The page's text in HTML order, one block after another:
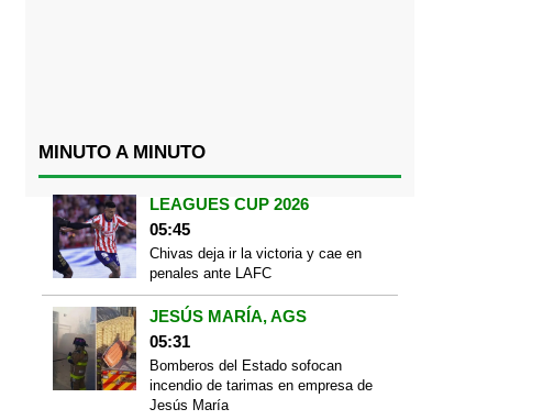
MINUTO A MINUTO
LEAGUES CUP 2026
05:45
Chivas deja ir la victoria y cae en
penales ante LAFC
JESÚS MARÍA, AGS
05:31
Bomberos del Estado sofocan
incendio de tarimas en empresa de
Jesús María